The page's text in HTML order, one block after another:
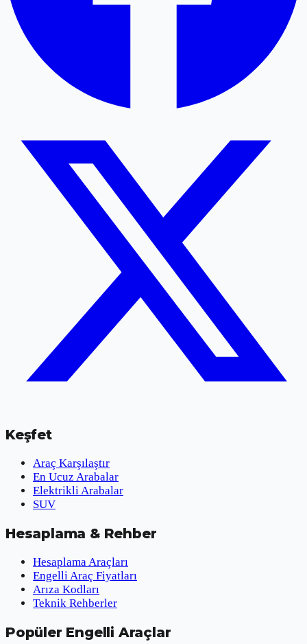
Keşfet
Araç Karşılaştır
En Ucuz Arabalar
Elektrikli Arabalar
SUV
Hesaplama & Rehber
Hesaplama Araçları
Engelli Araç Fiyatları
Arıza Kodları
Teknik Rehberler
Popüler Engelli Araçlar